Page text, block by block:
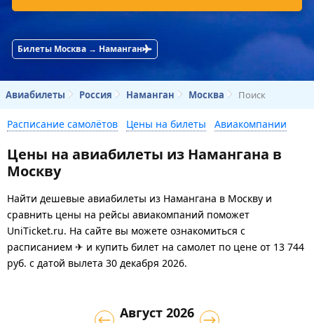
Билеты Москва → Наманган
Авиабилеты Россия Наманган Москва Поиск
Расписание самолётов Цены на билеты Авиакомпании
Цены на авиабилеты из Намангана в
Москву
Найти дешевые авиабилеты из Намангана в Москву и
сравнить цены на рейсы авиакомпаний поможет
UniTicket.ru. На сайте вы можете ознакомиться с
расписанием ✈ и купить билет на самолет по цене от 13 744
руб. с датой вылета 30 декабря 2026.
Август 2026